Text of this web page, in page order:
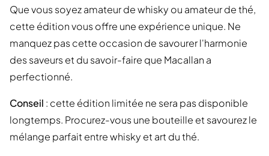
Que vous soyez amateur de whisky ou amateur de thé,
cette édition vous offre une expérience unique. Ne
manquez pas cette occasion de savourer l'harmonie
des saveurs et du savoir-faire que Macallan a
perfectionné.
Conseil : cette édition limitée ne sera pas disponible
longtemps. Procurez-vous une bouteille et savourez le
mélange parfait entre whisky et art du thé.